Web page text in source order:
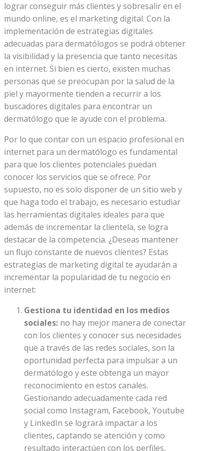
lograr conseguir más clientes y sobresalir en el
mundo online, es el marketing digital. Con la
implementación de estrategias digitales
adecuadas para dermatólogos se podrá obtener
la visibilidad y la presencia que tanto necesitas
en internet. Si bien es cierto, existen muchas
personas que se preocupan por la salud de la
piel y mayormente tienden a recurrir a los
buscadores digitales para encontrar un
dermatólogo que le ayude con el problema.
Por lo que contar con un espacio profesional en
internet para un dermatólogo es fundamental
para que los clientes potenciales puedan
conocer los servicios que se ofrece. Por
supuesto, no es solo disponer de un sitio web y
que haga todo el trabajo, es necesario estudiar
las herramientas digitales ideales para que
además de incrementar la clientela, se logra
destacar de la competencia. ¿Deseas mantener
un flujo constante de nuevos clientes? Estas
estrategias de marketing digital te ayudarán a
incrementar la popularidad de tu negocio en
internet:
Gestiona tu identidad en los medios
sociales: no hay mejor manera de conectar
con los clientes y conocer sus necesidades
que a través de las redes sociales, son la
oportunidad perfecta para impulsar a un
dermatólogo y este obtenga un mayor
reconocimiento en estos canales.
Gestionando adecuadamente cada red
social como Instagram, Facebook, Youtube
y LinkedIn se logrará impactar a los
clientes, captando se atención y como
resultado interactúen con los perfiles,